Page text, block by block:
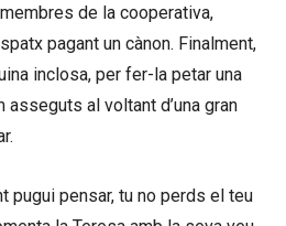
de la cooperativa,
pagant un cànon. Finalment,
inclosa, per fer-la petar una
asseguts al voltant d’una gran
pugui pensar, tu no perds el teu